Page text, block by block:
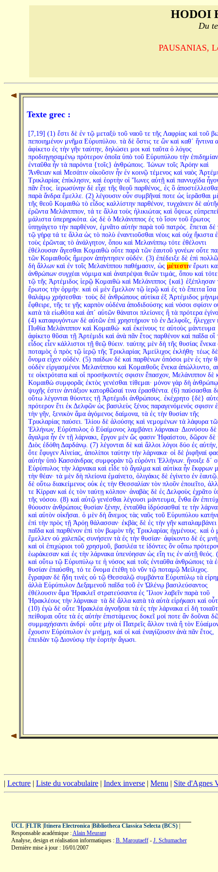
HODOI
Du
PAUSANIAS,
Texte grec :
[7,19] (1) ἔστι δὲ ἐν τῷ μεταξὺ τοῦ ναοῦ τε τῆς Λαφρίας καὶ τοῦ
πεποιημένον μνῆμα Εὐρυπύλου. τὰ δὲ ὅστις τε ὢν καὶ καθ´ ἥντινα
ἀφίκετο ἐς τὴν γῆν ταύτην, δηλώσει μοι καὶ ταῦτα ὁ λόγος
προδιηγησαμένῳ πρότερον ὁποῖα ὑπὸ τοῦ Εὐρυπύλου τὴν ἐπιδημίαν
ἐνταῦθα ἦν τὰ παρόντα {τοῖς} ἀνθρώποις. Ἰώνων τοῖς Ἀρόην καὶ
Ἄνθειαν καὶ Μεσάτιν οἰκοῦσιν ἦν ἐν κοινῷ τέμενος καὶ ναὸς
Τρικλαρίας ἐπίκλησιν, καὶ ἑορτὴν οἱ Ἴωνες αὐτῇ καὶ παννυχίδα
πᾶν ἔτος. ἱερωσύνην δὲ εἶχε τῆς θεοῦ παρθένος, ἐς ὃ
παρὰ ἄνδρα ἔμελλε. (2) λέγουσιν οὖν συμβῆναί ποτε ὡς ἱερᾶσθαι
τῆς θεοῦ Κομαιθὼ τὸ εἶδος καλλίστην παρθένον, τυγχάνειν δὲ
ἐρῶντα Μελάνιππον, τά τε ἄλλα τοὺς ἡλικιώτας καὶ ὄψεως
μάλιστα ὑπερηρκότα. ὡς δὲ ὁ Μελάνιππος ἐς τὸ ἴσον τοῦ ἔρωτος
ὑπηγάγετο τὴν παρθένον, ἐμνᾶτο αὐτὴν παρὰ τοῦ πατρός. ἕπεται δέ
τῷ γήρᾳ τά τε ἄλλα ὡς τὸ πολὺ ἐναντιοῦσθαι νέοις καὶ οὐχ ἥκιστα
τοὺς ἐρῶντας τὸ ἀνάλγητον, ὅπου καὶ Μελανίππῳ τότε ἐθέλοντι
ἐθέλουσαν ἄγεσθαι Κομαιθὼ οὔτε παρὰ τῶν ἑαυτοῦ γονέων οὔτε
τῶν Κομαιθοῦς ἥμερον ἀπήντησεν οὐδέν. (3) ἐπέδειξε δὲ ἐπὶ
δὴ ἄλλων καὶ ἐν τοῖς Μελανίππου παθήμασιν, ὡς μέτεστιν ἔρωτι
ἀνθρώπων συγχέαι νόμιμα καὶ ἀνατρέψαι θεῶν τιμάς, ὅπου καὶ
τῷ τῆς Ἀρτέμιδος ἱερῷ Κομαιθὼ καὶ Μελάνιππος {καὶ} ἐξέπλησαν
ἔρωτος τὴν ὁρμήν. καὶ οἱ μὲν ἔμελλον τῷ ἱερῷ καὶ ἐς τὸ ἔπειτα ἴσα
θαλάμῳ χρήσεσθαι· τοὺς δὲ ἀνθρώπους αὐτίκα ἐξ Ἀρτέμιδος
ἔφθειρε, τῆς τε γῆς καρπὸν οὐδένα ἀποδιδούσης καὶ νόσοι σφίσιν
κατὰ τὰ εἰωθότα καὶ ἀπ´ αὐτῶν θάνατοι πλείονες ἢ τὰ πρότερα
(4) καταφυγόντων δὲ αὐτῶν ἐπὶ χρηστήριον τὸ ἐν Δελφοῖς, ἤλεγχεν
Πυθία Μελάνιππον καὶ Κομαιθώ· καὶ ἐκείνους τε αὐτοὺς μάντευμα
ἀφίκετο θῦσαι τῇ Ἀρτέμιδι καὶ ἀνὰ πᾶν ἔτος παρθένον καὶ παῖδα οἳ
εἶδος εἶεν κάλλιστοι τῇ θεῷ θύειν. ταύτης μὲν δὴ τῆς θυσίας ἕνεκα
ποταμὸς ὁ πρὸς τῷ ἱερῷ τῆς Τρικλαρίας Ἀμείλιχος ἐκλήθη· τέως δὲ
ὄνομα εἶχεν οὐδέν. (5) παίδων δὲ καὶ παρθένων ὁπόσοι μὲν ἐς τὴν
οὐδὲν εἰργασμένοι Μελανίππου καὶ Κομαιθοῦς ἕνεκα ἀπώλλυντο,
τε οἰκτρότατα καὶ οἱ προσήκοντές σφισιν ἔπασχον, Μελάνιππον δὲ
Κομαιθὼ συμφορᾶς ἐκτὸς γενέσθαι τίθεμαι· μόνον γὰρ δὴ ἀνθρώπῳ
ψυχῆς ἐστιν ἀντάξιον κατορθῶσαί τινα ἐρασθέντα. (6) παύσασθαι
οὕτω λέγονται θύοντες τῇ Ἀρτέμιδι ἀνθρώπους. ἐκέχρητο {δὲ}
πρότερον ἔτι ἐκ Δελφῶν ὡς βασιλεὺς ξένος παραγενόμενός σφισιν
τὴν γῆν, ξενικὸν ἅμα ἀγόμενος δαίμονα, τὰ ἐς τὴν θυσίαν τῆς
Τρικλαρίας παύσει. Ἰλίου δὲ ἁλούσης καὶ νεμομένων τὰ λάφυρα
Ἑλλήνων, Εὐρύπυλος ὁ Εὐαίμονος λαμβάνει λάρνακα· Διονύσου δὲ
ἄγαλμα ἦν ἐν τῇ λάρνακι, ἔργον μὲν ὥς φασιν Ἡφαίστου, δῶρον δὲ
Διὸς ἐδόθη Δαρδάνῳ. (7) λέγονται δὲ καὶ ἄλλοι λόγοι δύο ἐς
ὅτε ἔφυγεν Αἰνείας, ἀπολίποι ταύτην τὴν λάρνακα· οἱ δὲ ῥιφῆναί
αὐτὴν ὑπὸ Κασσάνδρας συμφορὰν τῷ εὑρόντι Ἑλλήνων. ἤνοιξε δ´
Εὐρύπυλος τὴν λάρνακα καὶ εἶδε τὸ ἄγαλμα καὶ αὐτίκα ἦν ἔκφρων
τὴν θέαν· τὰ μὲν δὴ πλείονα ἐμαίνετο, ὀλιγάκις δὲ ἐγίνετο ἐν
δὲ οὕτω διακείμενος οὐκ ἐς τὴν Θεσσαλίαν τὸν πλοῦν ἐποιεῖτο,
τε Κίρραν καὶ ἐς τὸν ταύτῃ κόλπον· ἀναβὰς δὲ ἐς Δελφοὺς ἐχρᾶτο
τῆς νόσου. (8) καὶ αὐτῷ γενέσθαι λέγουσι μάντευμα, ἔνθα ἂν
θύουσιν ἀνθρώποις θυσίαν ξένην, ἐνταῦθα ἱδρύσασθαί τε τὴν
καὶ αὐτὸν οἰκῆσαι. ὁ μὲν δὴ ἄνεμος τὰς ναῦς τοῦ Εὐρυπύλου
ἐπὶ τὴν πρὸς τῇ Ἀρόῃ θάλασσαν· ἐκβὰς δὲ ἐς τὴν γῆν καταλαμβάνει
παῖδα καὶ παρθένον ἐπὶ τὸν βωμὸν τῆς Τρικλαρίας ἠγμένους. καὶ ὁ
ἔμελλεν οὐ χαλεπῶς συνήσειν τὰ ἐς τὴν θυσίαν· ἀφίκοντο δὲ ἐς
καὶ οἱ ἐπιχώριοι τοῦ χρησμοῦ, βασιλέα τε ἰδόντες ὃν οὔπω
ἑωράκεσαν καὶ ἐς τὴν λάρνακα ὑπενόησαν ὡς εἴη τις ἐν αὐτῇ θεός.
καὶ οὕτω τῷ Εὐρυπύλῳ τε ἡ νόσος καὶ τοῖς ἐνταῦθα ἀνθρώποις τὰ
θυσίαν ἐπαύσθη, τό τε ὄνομα ἐτέθη τὸ νῦν τῷ ποταμῷ Μείλιχος.
ἔγραψαν δὲ ἤδη τινὲς οὐ τῷ Θεσσαλῷ συμβάντα Εὐρυπύλῳ τὰ
ἀλλὰ Εὐρύπυλον Δεξαμενοῦ παῖδα τοῦ ἐν Ὠλένῳ βασιλεύσαντος
ἐθέλουσιν ἅμα Ἡρακλεῖ στρατεύσαντα ἐς Ἴλιον λαβεῖν παρὰ τοῦ
Ἡρακλέους τὴν λάρνακα· τὰ δὲ ἄλλα κατὰ τὰ αὐτὰ εἰρήκασι καὶ
(10) ἐγὼ δὲ οὔτε Ἡρακλέα ἀγνοῆσαι τὰ ἐς τὴν λάρνακα εἰ δὴ
πείθομαι οὔτε τὰ ἐς αὐτὴν ἐπιστάμενος δοκεῖ μοί ποτε ἂν δοῦναι
συμμαχήσαντι ἀνδρί· οὔτε μὴν οἱ Πατρεῖς ἄλλον τινὰ ἢ τὸν
ἔχουσιν Εὐρύπυλον ἐν μνήμῃ, καί οἱ καὶ ἐναγίζουσιν ἀνὰ πᾶν ἔτος,
ἐπειδὰν τῷ Διονύσῳ τὴν ἑορτὴν ἄγωσι.
| Lecture | Liste du vocabulaire | Index inverse | Menu | Site d'Agnes
UCL| FLTR| Itinera Electronica| Bibliotheca Classica Selecta (BCS)|
Responsable académique :Alain Meurant
Analyse, design et réalisation informatiques : B. Maroutaeff- J. Schumacher
Dernière mise à jour : 16/01/2007